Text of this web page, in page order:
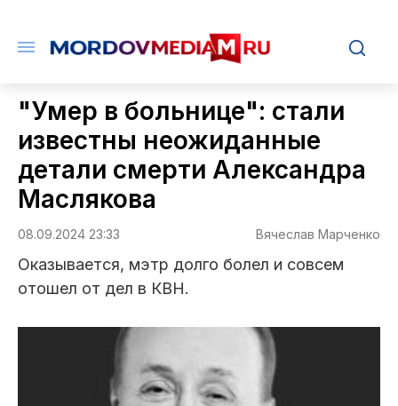
"Умер в больнице": стали
известны неожиданные
детали смерти Александра
Маслякова
08.09.2024 23:33 Вячеслав Марченко
Оказывается, мэтр долго болел и совсем
отошел от дел в КВН.